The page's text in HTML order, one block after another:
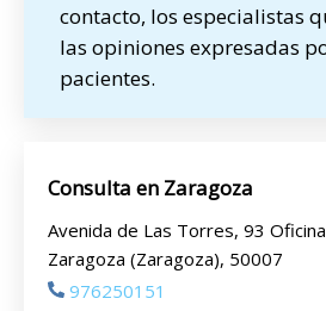
contacto, los especialistas
las opiniones expresadas
pacientes.
Consulta en Zaragoza
Avenida de Las Torres, 93
Zaragoza (Zaragoza), 50007
976250151